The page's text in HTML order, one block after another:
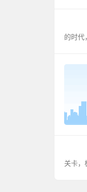
的时代
关卡，